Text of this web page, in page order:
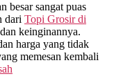
besar sangat puas
dari Topi Grosir di
keinginannya.
harga yang tidak
memesan kembali